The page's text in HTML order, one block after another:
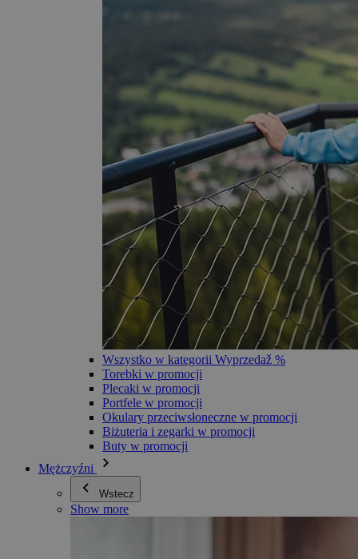
Wszystko w kategorii Wyprzedaž %
Torebki w promocji
Plecaki w promocji
Portfele w promocji
Okulary przeciwsłoneczne w promocji
Biżuteria i zegarki w promocji
Buty w promocji
Mężczyźni
Wstecz
Show more